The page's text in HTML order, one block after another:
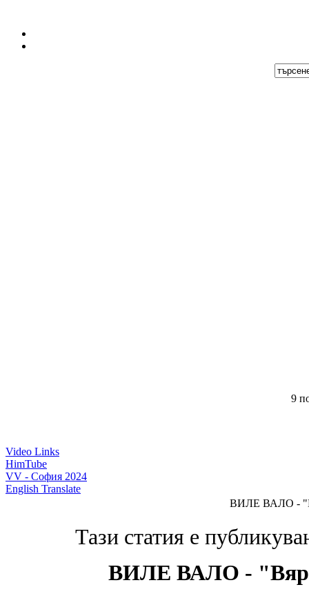
9
Video Links
HimTube
VV - София 2024
English Translate
ВИЛЕ ВАЛО -
Тази статия е
ВИЛЕ ВАЛО -